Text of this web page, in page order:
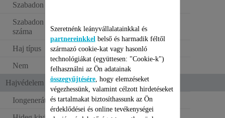
Szabadon mozgó lapok
Szabadon mozgó lapok
száma
Haj típus
Száraz haj
Nem
Unisex
Hajvédelem és ergonómia
Iongenerátor
Szeretnénk leányvállalatainkkal és
partnereinkkel belső és harmadik féltől
származó cookie-kat vagy hasonló
technológiákat (együttesen: "Cookie-k")
felhasználni az Ön adatainak
összegyűjtésére, hogy elemzéseket
végezhessünk, valamint célzott hirdetéseket
és tartalmakat biztosíthassunk az Ön
érdeklődései és online tevékenységei